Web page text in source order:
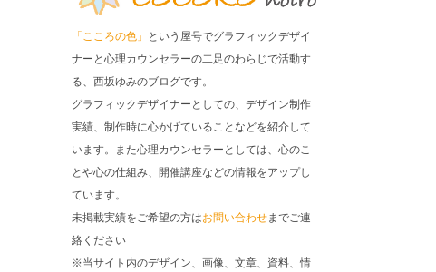
「こころの色」 という屋号でグラフィックデザイ
ナーと心理カウンセラーの二足のわらじで活動す
る、西坂ゆみのブログです。
グラフィックデザイナーとしての、デザイン制作
実績、制作時に心かげていることなどを紹介して
います。また心理カウンセラーとしては、心のこ
とや心の仕組み、開催講座などの情報をアップし
ています。
未掲載実績をご希望の方はお問い合わせまでご連
絡ください
※当サイト内のデザイン、画像、文章、資料、情